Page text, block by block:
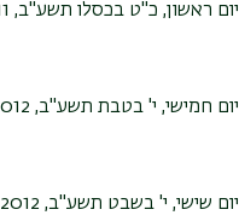
יום ראשון, כ"ט בכסלו תשע"ב, 25.12.2011
יום חמישי, י' בטבת תשע"ב, 5.1.2012
יום שישי, י' בשבט תשע"ב, 3.2.2012